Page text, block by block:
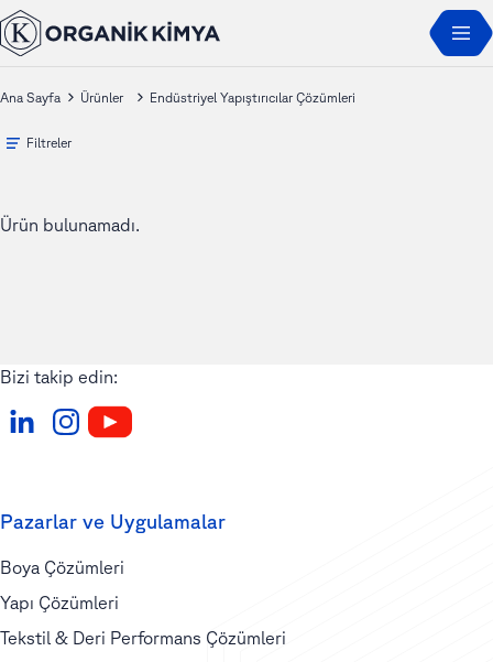
Ana Sayfa Ürünler Endüstriyel Yapıştırıcılar Çözümleri
Filtreler
Ürün bulunamadı.
Bizi takip edin:
Pazarlar ve Uygulamalar
Boya Çözümleri
Yapı Çözümleri
Tekstil & Deri Performans Çözümleri